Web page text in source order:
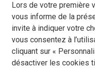
Lors de votre première
vous informe de la
invite à indiquer votre
vous consentez à
cliquant sur «
désactiver les cookies